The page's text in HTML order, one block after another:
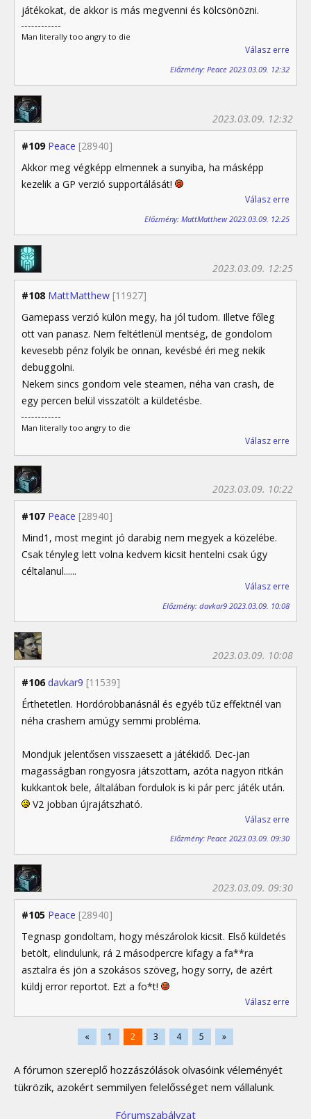
játékokat, de akkor is más megvenni és kölcsönözni.
Man literally too angry to die
Válasz erre
Előzmény: Peace 2023.03.09. 12:32
#109 Peace [28940]
2023.03.09. 12:32
Akkor meg végképp elmennek a sunyiba, ha másképp
kezelik a GP verzió supportálását!
Válasz erre
Előzmény: MattMatthew 2023.03.09. 12:25
#108 MattMatthew [11927]
2023.03.09. 12:25
Gamepass verzió külön megy, ha jól tudom. Illetve főleg
ott van panasz. Nem feltétlenül mentség, de gondolom
kevesebb pénz folyik be onnan, kevésbé éri meg nekik
debuggolni.
Nekem sincs gondom vele steamen, néha van crash, de
egy percen belül visszatölt a küldetésbe.
Man literally too angry to die
Válasz erre
#107 Peace [28940]
2023.03.09. 10:22
Mind1, most megint jó darabig nem megyek a közelébe.
Csak tényleg lett volna kedvem kicsit hentelni csak úgy
céltalanul......
Válasz erre
Előzmény: davkar9 2023.03.09. 10:08
#106 davkar9 [11539]
2023.03.09. 10:08
Érthetetlen. Hordórobbanásnál és egyéb tűz effektnél van
néha crashem amúgy semmi probléma.
Mondjuk jelentősen visszaesett a játékidő. Dec-jan
magasságban rongyosra játszottam, azóta nagyon ritkán
kukkantok bele, általában fordulok is ki pár perc játék után.
V2 jobban újrajátszható.
Válasz erre
Előzmény: Peace 2023.03.09. 09:30
#105 Peace [28940]
2023.03.09. 09:30
Tegnasp gondoltam, hogy mészárolok kicsit. Első küldetés
betölt, elindulunk, rá 2 másodpercre kifagy a fa**ra
asztalra és jön a szokásos szöveg, hogy sorry, de azért
küldj error reportot. Ezt a fo*t!
Válasz erre
« 1 2 3 4 5 »
A fórumon szereplő hozzászólások olvasóink véleményét
tükrözik, azokért semmilyen felelősséget nem vállalunk.
Fórumszabályzat